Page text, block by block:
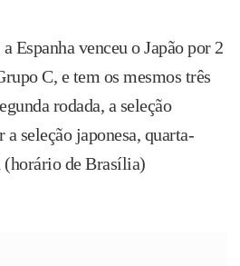
Espanha venceu o Japão por 2
C, e tem os mesmos três
rodada, a seleção
seleção japonesa, quarta-
(horário de Brasília)